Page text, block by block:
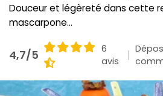
Cuisine pratique
L'actu cuisine
Douceur et légèreté dans cette
mascarpone...
4,7/5
6
avis